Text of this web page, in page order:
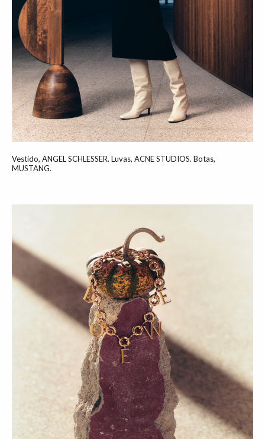
Vestido, ANGEL SCHLESSER. Luvas, ACNE STUDIOS. Botas,
MUSTANG.